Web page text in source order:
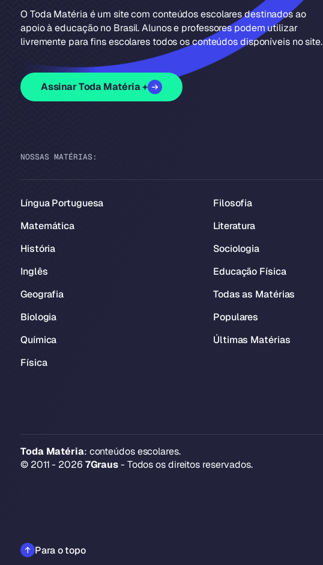
O Toda Matéria é um site com conteúdos escolares destinados ao
apoio à educação no Brasil. Alunos e professores podem utilizar
livremente para fins escolares todos os conteúdos disponíveis no site.
Assinar Toda Matéria +
NOSSAS MATÉRIAS:
Língua Portuguesa
Matemática
História
Inglês
Geografia
Biologia
Química
Física
Filosofia
Literatura
Sociologia
Educação Física
Todas as Matérias
Populares
Últimas Matérias
Toda Matéria: conteúdos escolares.
© 2011 - 2026 7Graus- Todos os direitos reservados.
Para o topo